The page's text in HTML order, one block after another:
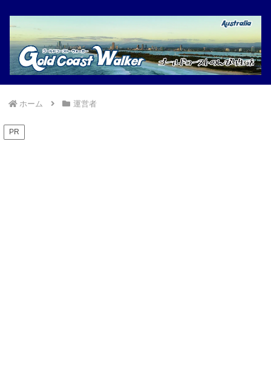
ホーム 運営者
PR